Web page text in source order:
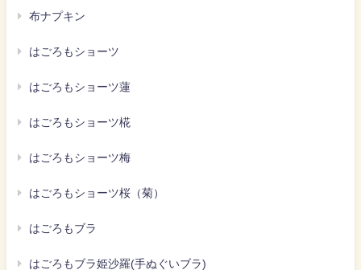
布ナプキン
はごろもショーツ
はごろもショーツ蓮
はごろもショーツ椛
はごろもショーツ梅
はごろもショーツ桜（菊）
はごろもブラ
はごろもブラ姫沙羅(手ぬぐいブラ)